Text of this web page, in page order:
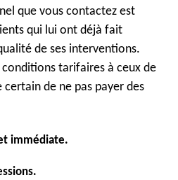
que vous contactez est
qui lui ont déjà fait
de ses interventions.
tarifaires à ceux de
de ne pas payer des
immédiate.